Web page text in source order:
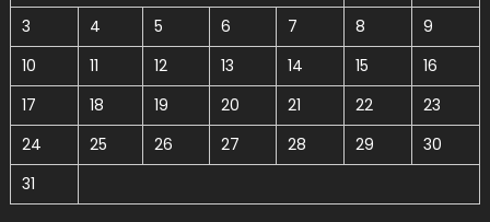
3
4 5 6 7 8
9
10
11 12 13 14 15
16
17
18 19 20 21 22
23
24
25 26 27 28 29
30
31